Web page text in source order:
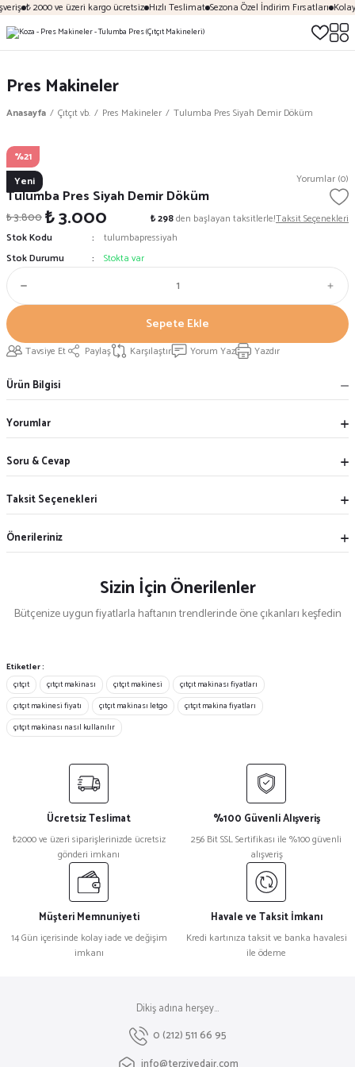
₺ 2000 ve üzeri kargo ücretsiz Hızlı Teslimat Sezona Özel İndirim Fırsatları
Pres Makineler
Anasayfa Çıtçıt vb. Pres Makineler Tulumba Pres Siyah Demir Döküm
%21
Yeni
Koza Yorumlar (0)
Tulumba Pres Siyah Demir Döküm
₺ 3.800₺ 3.000 ₺ 298den başlayan taksitlerle!Taksit Seçenekleri
Stok Kodu
tulumbapressiyah
Stok Durumu
Stokta var
Sepete Ekle
Tavsiye Et Paylaş Karşılaştır Yorum Yaz Yazdır
Ürün Bilgisi
Yorumlar
Soru & Cevap
Taksit Seçenekleri
Önerileriniz
Sizin İçin Önerilenler
Bütçenize uygun fiyatlarla haftanın trendlerinde öne çıkanları keşfedin
9.5mm Bebe Çıtçıt Aparatı
₺ 165
Etiketler :
çıtçıt
çıtçıt makinası çıtçıt makinesi
çıtçıt makinası fiyatları
çıtçıt makinesi fiyatı
çıtçıt makinası letgo
çıtçıt makina fiyatları
çıtçıt makinası nasıl kullanılır
Ücretsiz Teslimat
₺2000 ve üzeri siparişlerinizde ücretsiz
gönderi imkanı
%100 Güvenli Alışveriş
256 Bit SSL Sertifikası ile %100 güvenli
alışveriş
Müşteri Memnuniyeti
14 Gün içerisinde kolay iade ve değişim
imkanı
Havale ve Taksit İmkanı
Kredi kartınıza taksit ve banka havalesi
ile ödeme
Dikiş adına herşey...
0 (212) 511 66 95